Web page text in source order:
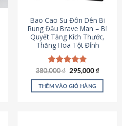
Bao Cao Su Đôn Dên Bi
Rung Đầu Brave Man – Bí
Quyết Tăng Kích Thước,
Thăng Hoa Tột Đỉnh
Được xếp
hạng5.00
5 sao
380,000₫ Giá
là:
380,000 ₫.
295,000₫Giá
tại
THÊM VÀO GIỎ HÀNG